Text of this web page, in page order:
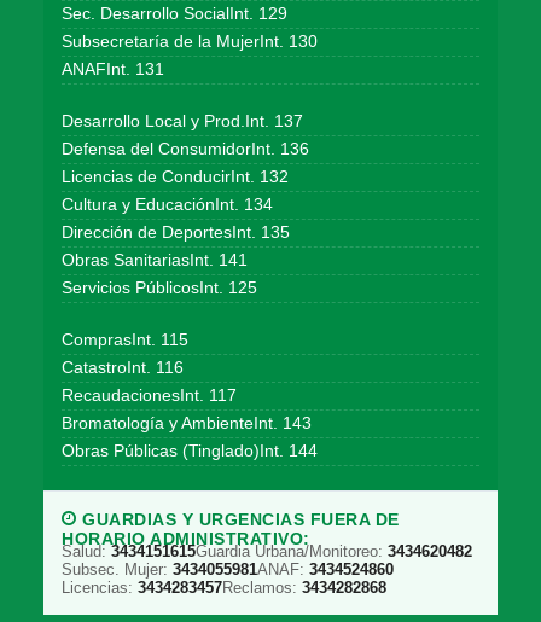
Sec. Desarrollo SocialInt. 129
Subsecretaría de la MujerInt. 130
ANAFInt. 131
Desarrollo Local y Prod.Int. 137
Defensa del ConsumidorInt. 136
Licencias de ConducirInt. 132
Cultura y EducaciónInt. 134
Dirección de DeportesInt. 135
Obras SanitariasInt. 141
Servicios PúblicosInt. 125
ComprasInt. 115
CatastroInt. 116
RecaudacionesInt. 117
Bromatología y AmbienteInt. 143
Obras Públicas (Tinglado)Int. 144
GUARDIAS Y URGENCIAS FUERA DE
HORARIO ADMINISTRATIVO:
Salud: 3434151615Guardia Urbana/Monitoreo: 3434620482
Subsec. Mujer: 3434055981ANAF: 3434524860
Licencias: 3434283457Reclamos: 3434282868